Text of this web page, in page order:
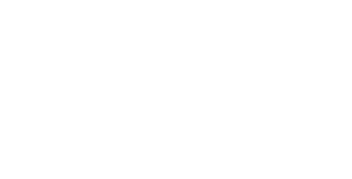
tenue cohérente et
le mieux possible.
de réunion. Notre blazer
pensez à nos shorts